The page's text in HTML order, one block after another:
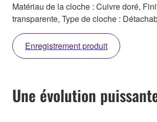
Matériau de la cloche : Cuivre doré,
transparente, Type de cloche :
Enregistrement produit
Une évolution